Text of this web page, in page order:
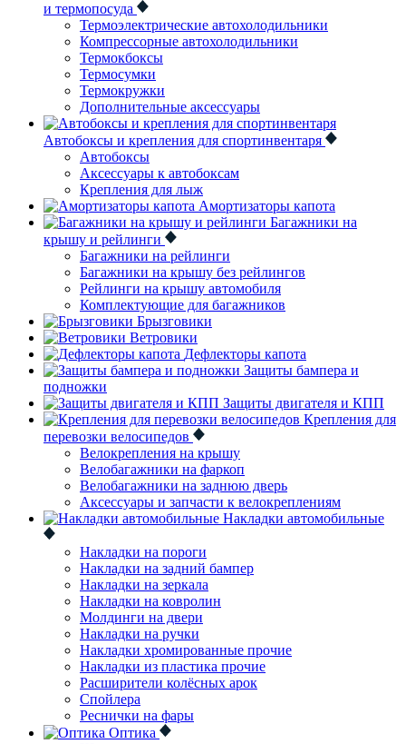
и термопосуда
Термоэлектрические автохолодильники
Компрессорные автохолодильники
Термокбоксы
Термосумки
Термокружки
Дополнительные аксессуары
Автобоксы и крепления для спортинвентаря
Автобоксы
Аксессуары к автобоксам
Крепления для лыж
Амортизаторы капота
Багажники на
крышу и рейлинги
Багажники на рейлинги
Багажники на крышу без рейлингов
Рейлинги на крышу автомобиля
Комплектующие для багажников
Брызговики
Ветровики
Дефлекторы капота
Защиты бампера и
подножки
Защиты двигателя и КПП
Крепления для
перевозки велосипедов
Велокрепления на крышу
Велобагажники на фаркоп
Велобагажники на заднюю дверь
Аксессуары и запчасти к велокреплениям
Накладки автомобильные
Накладки на пороги
Накладки на задний бампер
Накладки на зеркала
Накладки на ковролин
Молдинги на двери
Накладки на ручки
Накладки хромированные прочие
Накладки из пластика прочие
Расширители колёсных арок
Спойлера
Реснички на фары
Оптика